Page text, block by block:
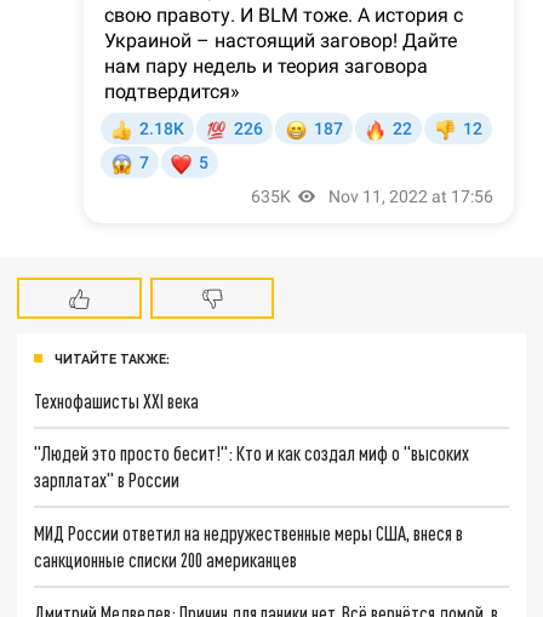
ЧИТАЙТЕ ТАКЖЕ:
Технофашисты XXI века
"Людей это просто бесит!": Кто и как создал миф о "высоких
зарплатах" в России
МИД России ответил на недружественные меры США, внеся в
санкционные списки 200 американцев